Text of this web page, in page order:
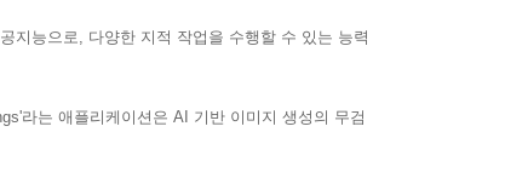
지능으로, 다양한 지적 작업을 수행할 수 있는 능력
라는 애플리케이션은 AI 기반 이미지 생성의 무검